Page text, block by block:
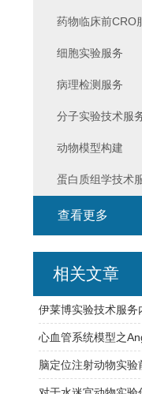
药物临床前CRO
细胞实验服务
病理检测服务
分子实验技术服
动物模型构建
蛋白质组学技术
查看更多
相关文章
伊莱博实验技术服务
心血管系统模型之
脑定位注射动物实